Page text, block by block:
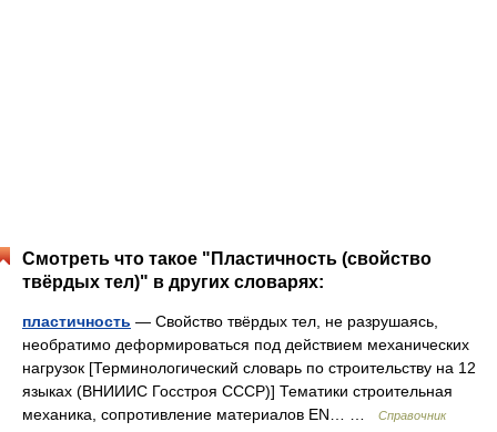
Смотреть что такое "Пластичность (свойство
твёрдых тел)" в других словарях:
пластичность — Свойство твёрдых тел, не разрушаясь,
необратимо деформироваться под действием механических
нагрузок [Терминологический словарь по строительству на 12
языках (ВНИИИС Госстроя СССР)] Тематики строительная
механика, сопротивление материалов EN… …
Справочник